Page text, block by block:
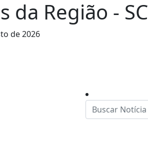
Região - SC
de 2026